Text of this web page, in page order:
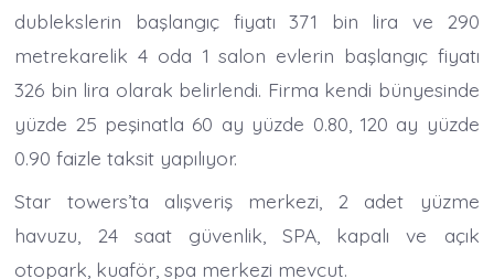
dublekslerin başlangıç fiyatı 371 bin lira ve 290
metrekarelik 4 oda 1 salon evlerin başlangıç fiyatı
326 bin lira olarak belirlendi. Firma kendi bünyesinde
yüzde 25 peşinatla 60 ay yüzde 0.80, 120 ay yüzde
0.90 faizle taksit yapılıyor.
Star towers’ta alışveriş merkezi, 2 adet yüzme
havuzu, 24 saat güvenlik, SPA, kapalı ve açık
otopark, kuaför, spa merkezi mevcut.